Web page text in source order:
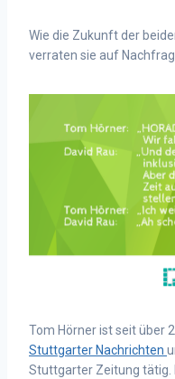
Wie die Zukunft der
verraten sie auf
Tom Hörner ist seit über
Stuttgarter Nachrichten
Stuttgarter Zeitung tätig.